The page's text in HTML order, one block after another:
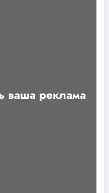
ваша реклама